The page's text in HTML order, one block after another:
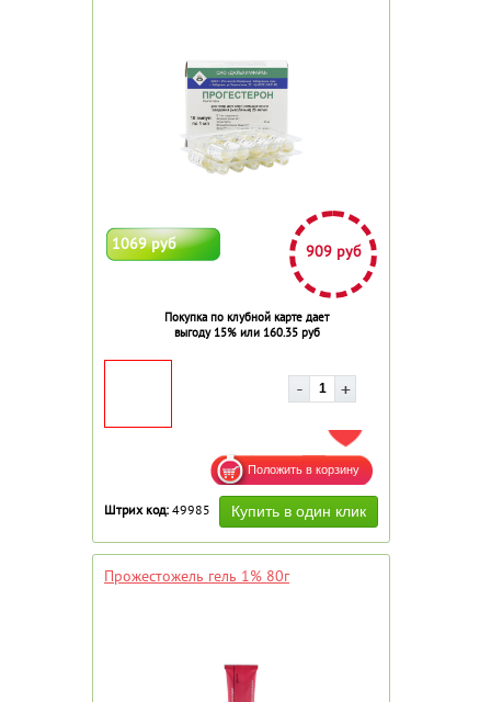
1069 руб 909 руб
Покупка по клубной карте дает
выгоду 15% или 160.35 руб
ДОБАВИТЬ В ИЗБРАННОЕ
Штрих код: 49985
Прожестожель гель 1% 80г